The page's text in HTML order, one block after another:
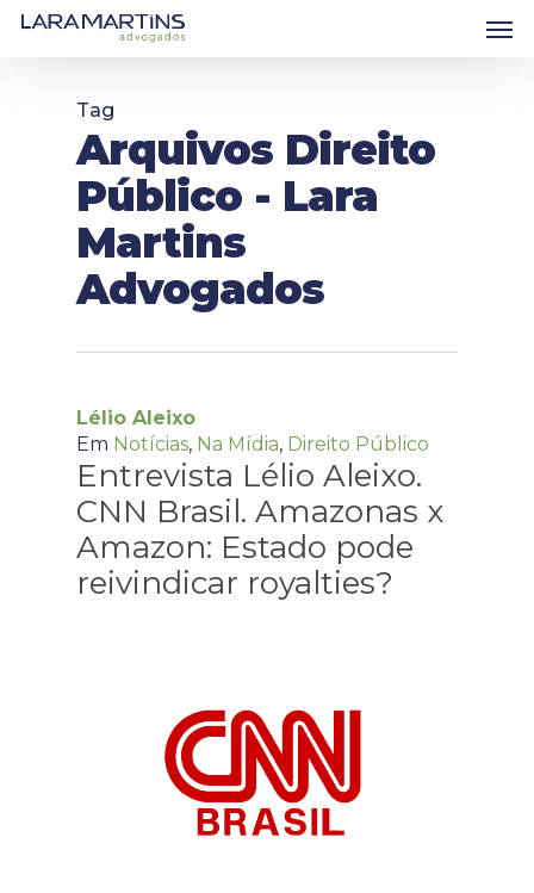
Skip
Tag
Arquivos Direito
Público - Lara
Martins
Advogados
Lélio Aleixo
Em Notícias, Na Mídia, Direito Público
Entrevista Lélio Aleixo.
CNN Brasil. Amazonas x
Amazon: Estado pode
reivindicar royalties?